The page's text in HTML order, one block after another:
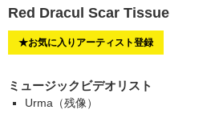
Red Dracul Scar Tissue
★お気に入りアーティスト登録
ミュージックビデオリスト
Urma（残像）